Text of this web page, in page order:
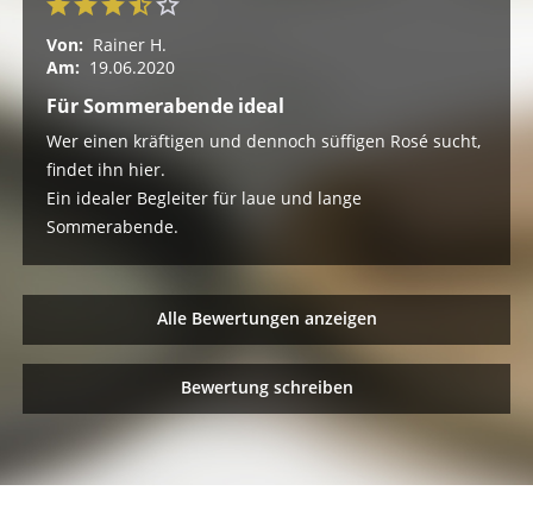
Von: Rainer H.
Am: 19.06.2020
Für Sommerabende ideal
Wer einen kräftigen und dennoch süffigen Rosé sucht,
findet ihn hier.
Ein idealer Begleiter für laue und lange
Sommerabende.
Alle Bewertungen anzeigen
Bewertung schreiben